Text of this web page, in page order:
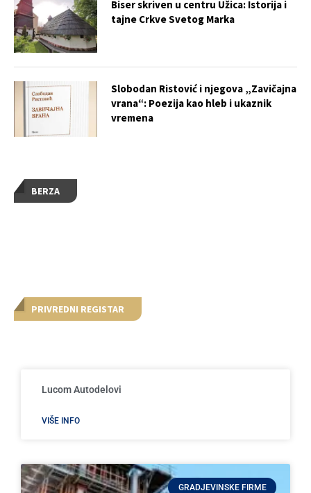
BERZA
PRIVREDNI REGISTAR
Lucom Autodelovi
VIŠE INFO
GRADJEVINSKE FIRME
Biser skriven u centru Užica: Istorija i
tajne Crkve Svetog Marka
Slobodan Ristović i njegova „Zavičajna
vrana“: Poezija kao hleb i ukaznik
vremena